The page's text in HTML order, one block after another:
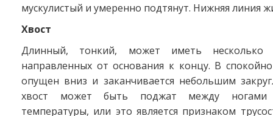
мускулистый и умеренно подтянут. Нижняя линия
Хвост
Длинный, тонкий, может иметь несколько
направленных от основания к концу. В
опущен вниз и заканчивается небольшим
хвост может быть поджат между ногами
температуры, или это является признаком